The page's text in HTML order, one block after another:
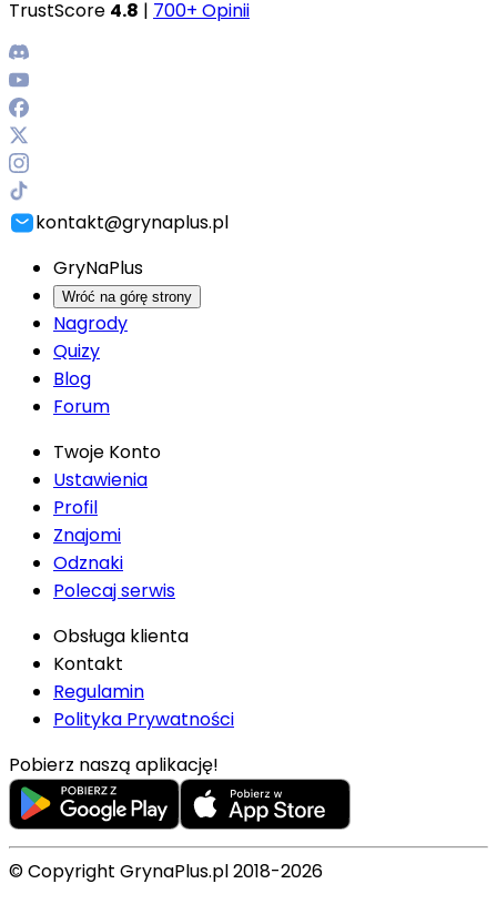
TrustScore 4.8 | 700+ Opinii
kontakt@grynaplus.pl
GryNaPlus
Wróć na górę strony
Nagrody
Quizy
Blog
Forum
Twoje Konto
Ustawienia
Profil
Znajomi
Odznaki
Polecaj serwis
Obsługa klienta
Kontakt
Regulamin
Polityka Prywatności
Pobierz naszą aplikację!
© Copyright GrynaPlus.pl 2018-2026